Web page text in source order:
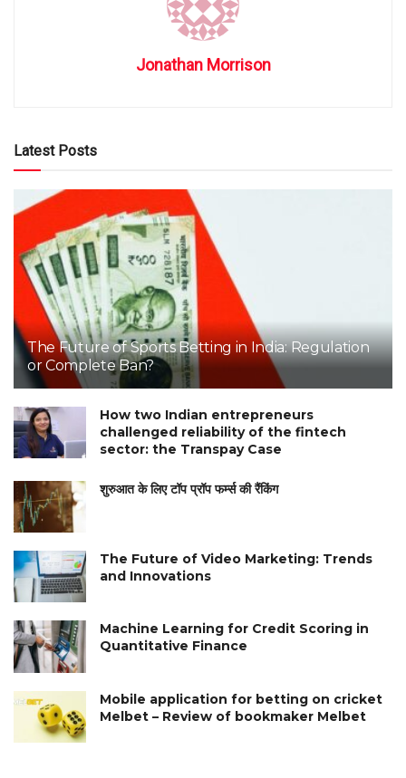
Jonathan Morrison
Latest Posts
The Future of Sports Betting in India: Regulation
or Complete Ban?
How two Indian entrepreneurs
challenged reliability of the fintech
sector: the Transpay Case
शुरुआत के लिए टॉप प्रॉप फर्म्स की रैंकिंग
The Future of Video Marketing: Trends
and Innovations
Machine Learning for Credit Scoring in
Quantitative Finance
Mobile application for betting on cricket
Melbet – Review of bookmaker Melbet